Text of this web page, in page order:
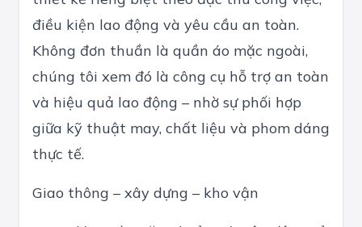
điều kiện lao động và yêu cầu an toàn.
Không đơn thuần là quần áo mặc ngoài,
chúng tôi xem đó là công cụ hỗ trợ an toàn
và hiệu quả lao động – nhờ sự phối hợp
giữa kỹ thuật may, chất liệu và phom dáng
thực tế.
Giao thông – xây dựng – kho vận